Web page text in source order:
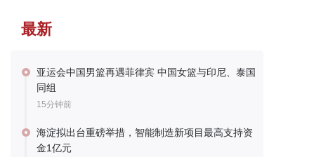
最新
亚运会中国男篮再遇菲律宾 中国女篮与印尼、泰国
同组
15分钟前
海淀拟出台重磅举措，智能制造新项目最高支持资
金1亿元